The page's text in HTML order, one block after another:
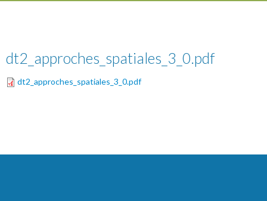
dt2_approches_spatiales_3_0.pdf
dt2_approches_spatiales_3_0.pdf